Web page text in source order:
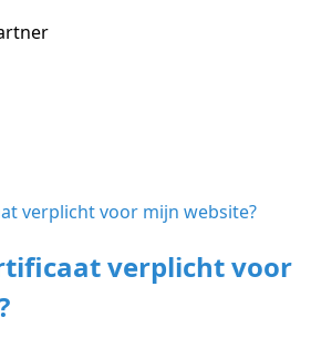
verplicht voor